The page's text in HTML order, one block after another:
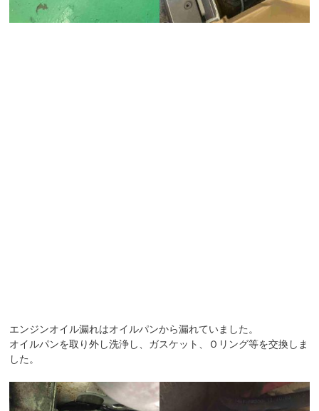
エンジンオイル漏れはオイルパンから漏れていました。
オイルパンを取り外し洗浄し、ガスケット、Ｏリング等を交換しま
した。